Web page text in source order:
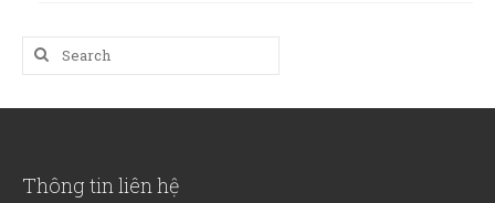
Search
for:
Thông tin liên hệ